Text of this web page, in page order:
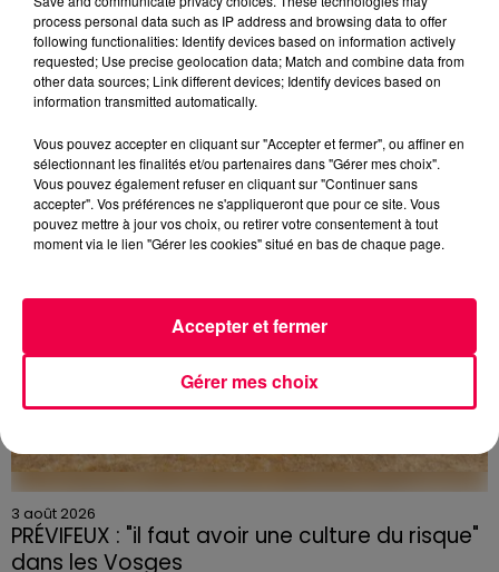
5 août 2026
Des assiettes Linvosges rappelées pour
excès de plomb
Du plomb a été détecté dans deux assiettes en
céramique vendues entre 2020 et 2022 par Linvosges.
3 août 2026
PRÉVIFEUX : "il faut avoir une culture du risque"
dans les Vosges
process personal data such as IP address and browsing data to offer
following functionalities: Identify devices based on information actively
requested; Use precise geolocation data; Match and combine data from
other data sources; Link different devices; Identify devices based on
information transmitted automatically.
Vous pouvez accepter en cliquant sur "Accepter et fermer", ou affiner en
sélectionnant les finalités et/ou partenaires dans "Gérer mes choix".
Vous pouvez également refuser en cliquant sur "Continuer sans
accepter". Vos préférences ne s'appliqueront que pour ce site. Vous
pouvez mettre à jour vos choix, ou retirer votre consentement à tout
moment via le lien "Gérer les cookies" situé en bas de chaque page.
Gérer mes choix
Accepter et fermer